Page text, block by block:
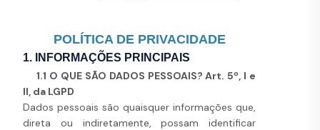
POLÍTICA DE PRIVACIDADE
1. INFORMAÇÕES PRINCIPAIS
1.1 O QUE SÃO DADOS PESSOAIS? Art. 5º, I e
II, da LGPD
Dados pessoais são quaisquer informações que,
direta ou indiretamente, possam identificar